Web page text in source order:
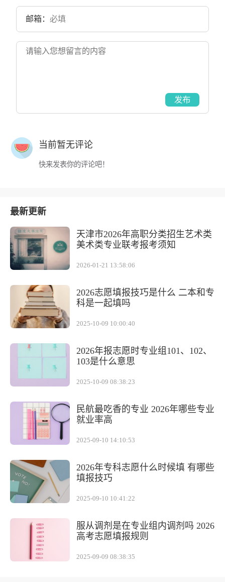
邮箱：
发布
当前暂无评论
快来发表你的评论吧！
最新更新
天津市2026年高职分类招生艺术类
美术类专业联考报考须知
2026-01-21 13:58:06
2026志愿填报技巧是什么 二本和专
科是一起填吗
2025-10-09 10:00:40
2026年报志愿时专业组101、102、
103是什么意思
2025-10-09 08:38:23
民航最吃香的专业 2026年哪些专业
就业率高
2025-09-10 14:10:53
2026年专科志愿什么时候填 有哪些
填报技巧
2025-09-10 10:41:22
服从调剂是在专业组内调剂吗 2026
高考志愿填报规则
2025-09-09 08:38:35